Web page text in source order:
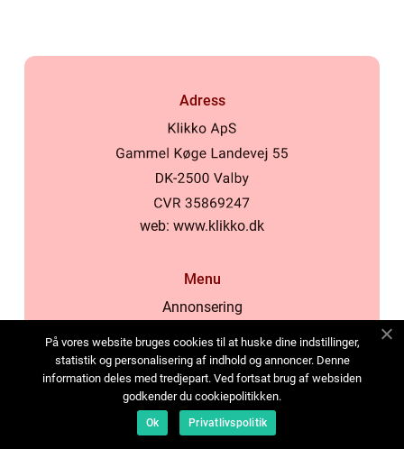
Adress
web: www.klikko.dk
Menu
Annonsering
Cookies
Kontakta oss
Sitemap
På vores website bruges cookies til at huske dine indstillinger,
statistik og personalisering af indhold og annoncer. Denne
information deles med tredjepart. Ved fortsat brug af websiden
godkender du cookiepolitikken.
Ok Privatlivspolitik